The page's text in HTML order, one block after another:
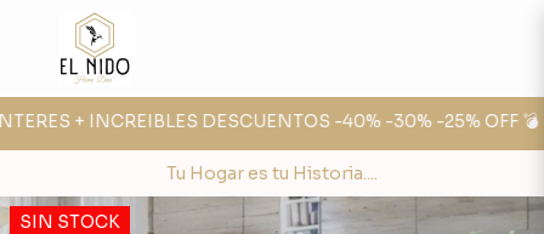
+ INCREIBLES DESCUENTOS -40% -30% -25% OFF 💣
Tu Hogar es tu Historia....
SIN STOCK